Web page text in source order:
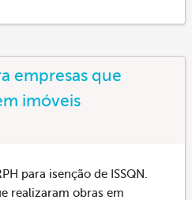
empresas que
imóveis
para isenção de ISSQN.
realizaram obras em